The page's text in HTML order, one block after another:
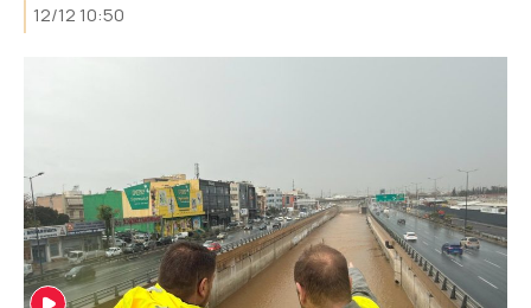
12/12 10:50